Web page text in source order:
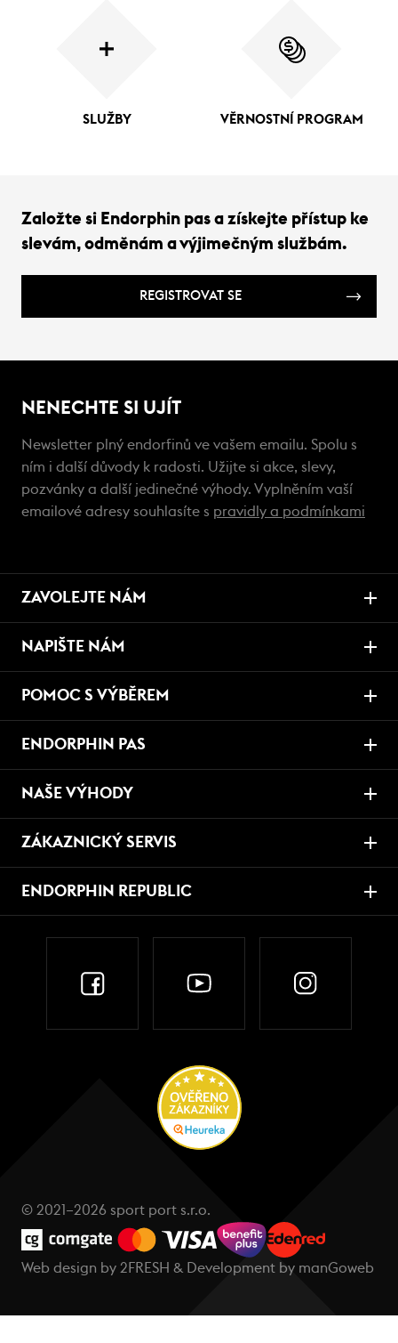
SLUŽBY VĚRNOSTNÍ PROGRAM
Založte si Endorphin pas a získejte přístup ke
slevám, odměnám a výjimečným službám.
REGISTROVAT SE
NENECHTE SI UJÍT
Newsletter plný endorfinů ve vašem emailu. Spolu s
ním i další důvody k radosti. Užijte si akce, slevy,
pozvánky a další jedinečné výhody. Vyplněním vaší
emailové adresy souhlasíte s pravidly a podmínkami
ZAVOLEJTE NÁM
NAPIŠTE NÁM
POMOC S VÝBĚREM
ENDORPHIN PAS
NAŠE VÝHODY
ZÁKAZNICKÝ SERVIS
ENDORPHIN REPUBLIC
© 2021–2026 sport port s.r.o.
Web design by 2FRESH & Development by manGoweb